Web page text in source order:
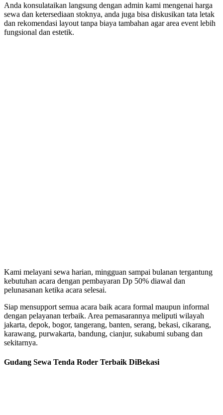
Anda konsulataikan langsung dengan admin kami mengenai harga
sewa dan ketersediaan stoknya, anda juga bisa diskusikan tata letak
dan rekomendasi layout tanpa biaya tambahan agar area event lebih
fungsional dan estetik.
Kami melayani sewa harian, mingguan sampai bulanan tergantung
kebutuhan acara dengan pembayaran Dp 50% diawal dan
pelunasanan ketika acara selesai.
Siap mensupport semua acara baik acara formal maupun informal
dengan pelayanan terbaik. Area pemasarannya meliputi wilayah
jakarta, depok, bogor, tangerang, banten, serang, bekasi, cikarang,
karawang, purwakarta, bandung, cianjur, sukabumi subang dan
sekitarnya.
Gudang Sewa Tenda Roder Terbaik DiBekasi